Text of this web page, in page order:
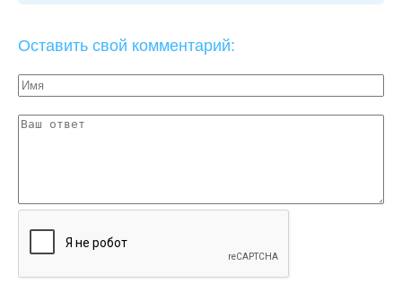
Оставить свой комментарий: